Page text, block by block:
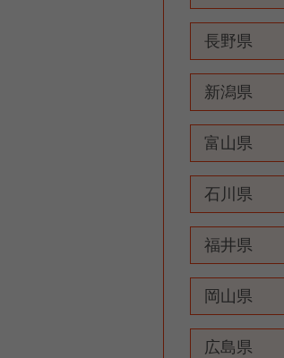
長野県
新潟県
富山県
石川県
福井県
岡山県
広島県